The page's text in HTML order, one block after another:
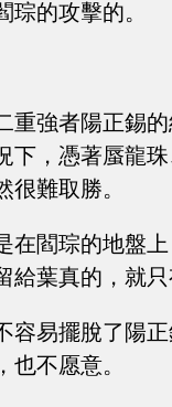
琮的攻擊的。
重強者陽正錫
下，憑著蜃龍
很難取勝。
在閻琮的地盤
給葉真的，就
容易擺脫了陽
也不愿意。